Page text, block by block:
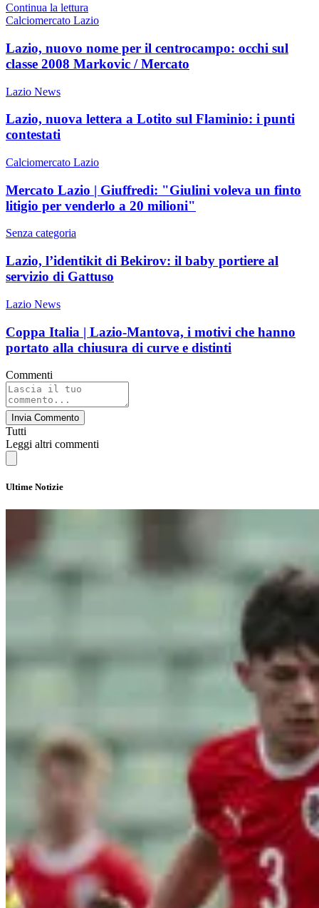
Continua la lettura
Calciomercato Lazio
Lazio, nuovo nome per il centrocampo: occhi sul
classe 2008 Markovic / Mercato
Lazio News
Lazio, nuova lettera a Lotito sul Flaminio: i punti
contestati
Calciomercato Lazio
Mercato Lazio | Giuffredi: "Giulini voleva un finto
litigio per venderlo a 20 milioni"
Senza categoria
Lazio, l’identikit di Bekirov: il baby portiere al
servizio di Gattuso
Lazio News
Coppa Italia | Lazio-Mantova, i motivi che hanno
portato alla chiusura di curve e distinti
Commenti
Invia Commento
Tutti
Leggi altri commenti
Ultime Notizie